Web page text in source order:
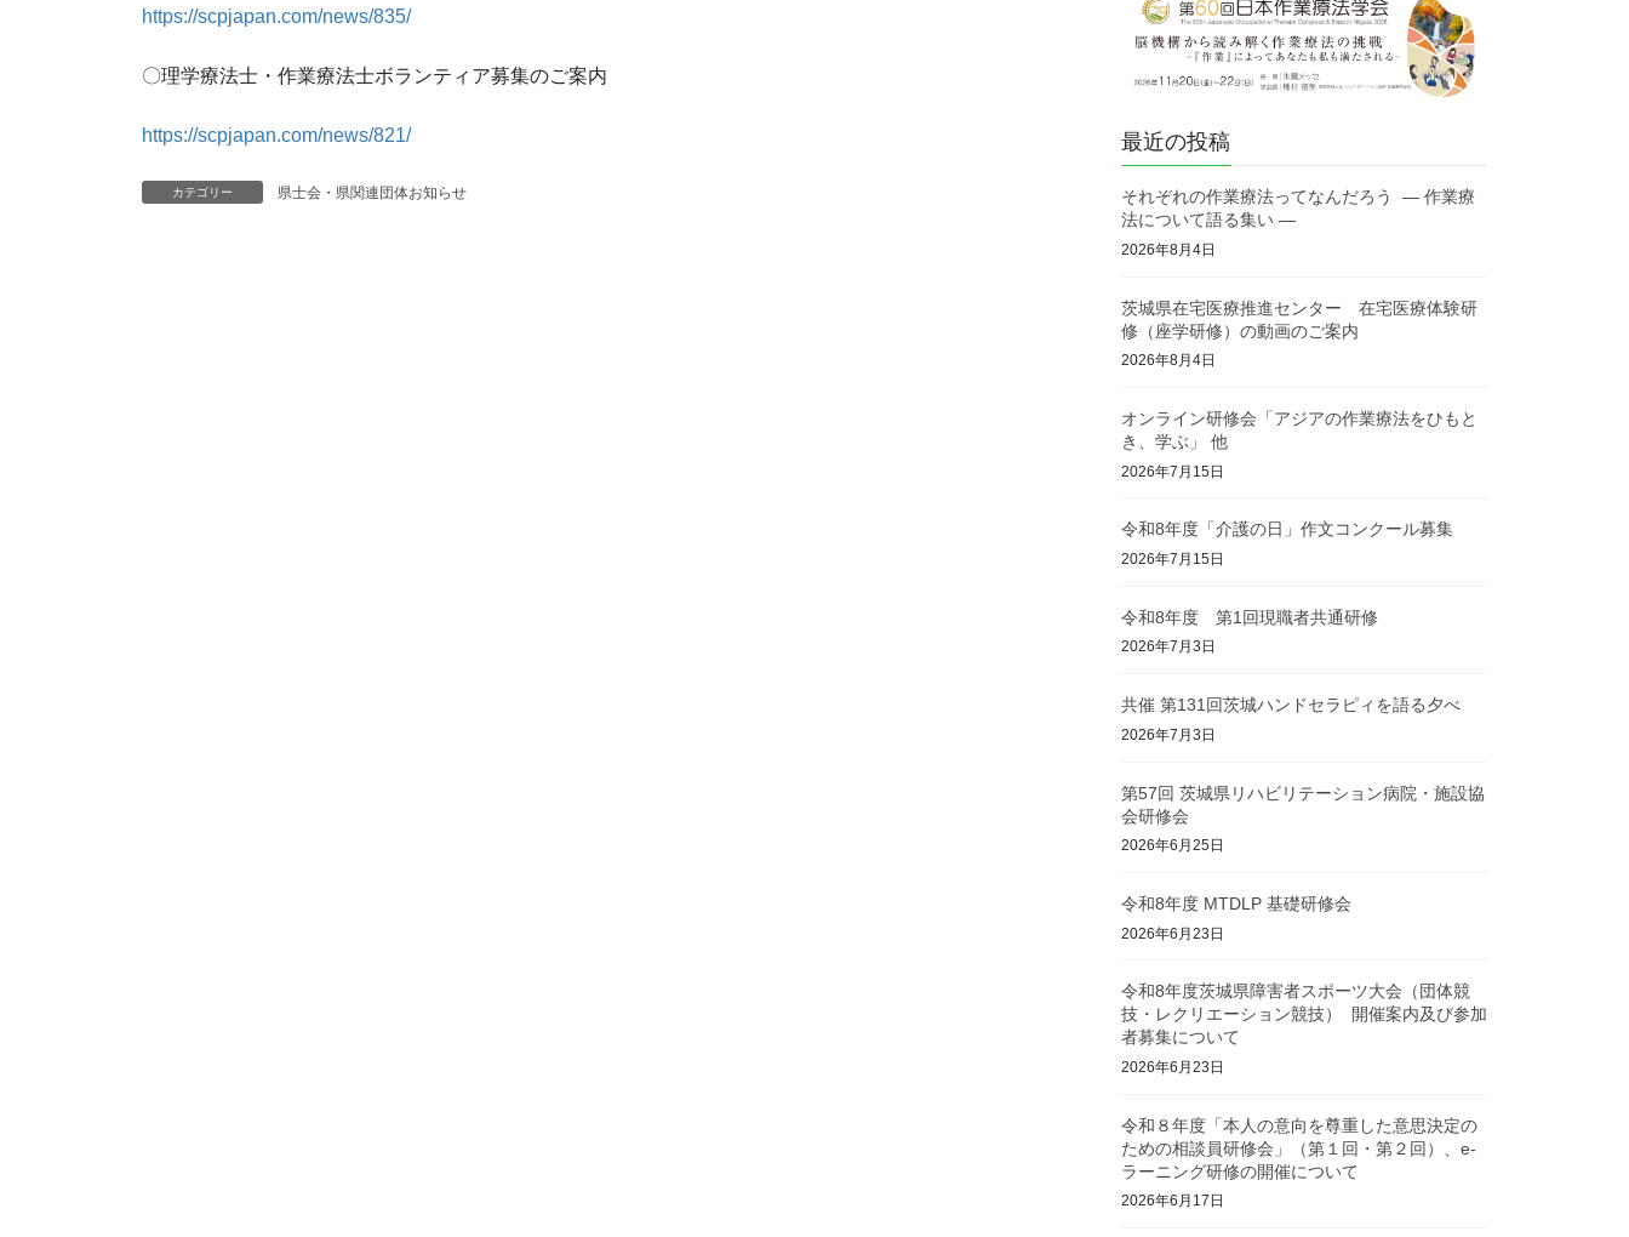
https://scpjapan.com/news/835/
〇理学療法士・作業療法士ボランティア募集のご案内
https://scpjapan.com/news/821/
カテゴリー 県士会・県関連団体お知らせ
最近の投稿
それぞれの作業療法ってなんだろう ― 作業療
法について語る集い ―
2026年8月4日
茨城県在宅医療推進センター 在宅医療体験研
修（座学研修）の動画のご案内
2026年8月4日
オンライン研修会「アジアの作業療法をひもと
き、学ぶ」 他
2026年7月15日
令和8年度「介護の日」作文コンクール募集
2026年7月15日
令和8年度 第1回現職者共通研修
2026年7月3日
共催 第131回茨城ハンドセラピィを語る夕べ
2026年7月3日
第57回 茨城県リハビリテーション病院・施設協
会研修会
2026年6月25日
令和8年度 MTDLP 基礎研修会
2026年6月23日
令和8年度茨城県障害者スポーツ大会（団体競
技・レクリエーション競技） 開催案内及び参加
者募集について
2026年6月23日
令和８年度「本人の意向を尊重した意思決定の
ための相談員研修会」（第１回・第２回）、e-
ラーニング研修の開催について
2026年6月17日